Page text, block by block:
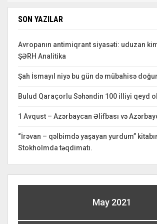
SON YAZILAR
Avropanın antimiqrant siyasəti: uduzan
ŞƏRH Analitika
Şah İsmayıl niyə bu gün də mübahisə
Bulud Qaraçorlu Səhəndin 100 illiyi qeyd
1 Avqust – Azərbaycan Əlifbası və
“İrəvan – qəlbimdə yaşayan yurdum”
Stokholmda təqdimatı.
May 2021